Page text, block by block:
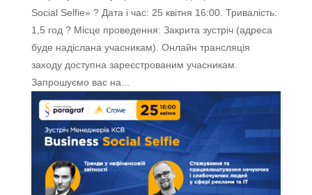
Social Selfie» ? Дата і час: 25 квітня 16:00. Тривалість:
1,5 год ? Місце проведення: Закрита зустріч (адреса
буде надіслана учасникам). Онлайн трансляція
заходу доступна зареєстрованим учасникам.
Запрошуємо вас на...